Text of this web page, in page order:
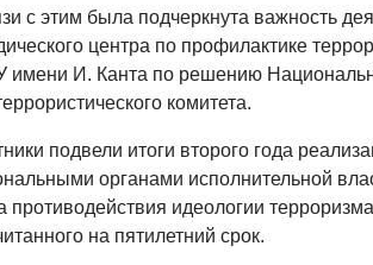
с этим была подчеркнута важность
центра по профилактике
имени И. Канта по решению
комитета.
подвели итоги второго года
органами исполнительной
противодействия идеологии
на пятилетний срок.